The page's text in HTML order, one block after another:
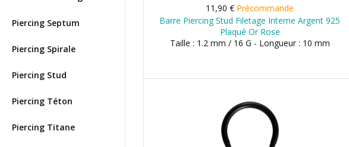
Piercing Septum
Piercing Spirale
Piercing Stud
Piercing Téton
Piercing Titane
11,90 € Précommande
Barre Piercing Stud Filetage Interne Argent 925
Plaqué Or Rose
Taille : 1.2 mm / 16 G - Longueur : 10 mm